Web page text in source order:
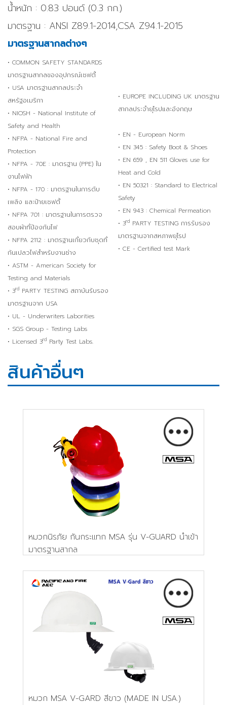
น้ำหนัก : 0.83 ปอนด์ (0.3 กก.)
มาตรฐาน : ANSI Z89.1-2014,CSA Z94.1-2015
มาตรฐานสากลต่างๆ
• COMMON SAFETY STANDARDS
มาตรฐานสากลของอุปกรณ์เซฟตี้
• USA มาตรฐานสากลประจำ
สหรัฐอเมริกา
• NIOSH - National Institute of
Safety and Health
• NFPA - National Fire and
Protection
• NFPA - 70E : มาตรฐาน (PPE) ใน
งานไฟฟ้า
• NFPA - 170 : มาตรฐานในการดับ
เพลิง และป้ายเซฟตี้
• NFPA 701 : มาตรฐานในการตรวจ
สอบผ้าที่ป้องกันไฟ
• NFPA 2112 : มาตรฐานเกี่ยวกับชุดที่
กันเปลวไฟสำหรับงานช่าง
• ASTM - American Society for
Testing and Materials
• 3rd PARTY TESTING สถาบันรับรอง
มาตรฐานจาก USA
• UL - Underwriters Laborities
• SGS Group - Testing Labs
• Licensed 3rd Party Test Labs.
• EUROPE INCLUDING UK มาตรฐาน
สากลประจำยุโรปและอังกฤษ
• EN - European Norm
• EN 345 : Safety Boot & Shoes
• EN 659 , EN 511 Gloves use for
Heat and Cold
• EN 50321 : Standard to Electrical
Safety
• EN 943 : Chemical Permeation
• 3rd PARTY TESTING การรับรอง
มาตรฐานจากสหภาพยุโรป
• CE - Certified test Mark
สินค้าอื่นๆ
หมวกนิรภัย กันกระแทก MSA รุ่น V-GUARD นำเข้า
มาตรฐานสากล
หมวก MSA V-GARD สีขาว (MADE IN USA.)